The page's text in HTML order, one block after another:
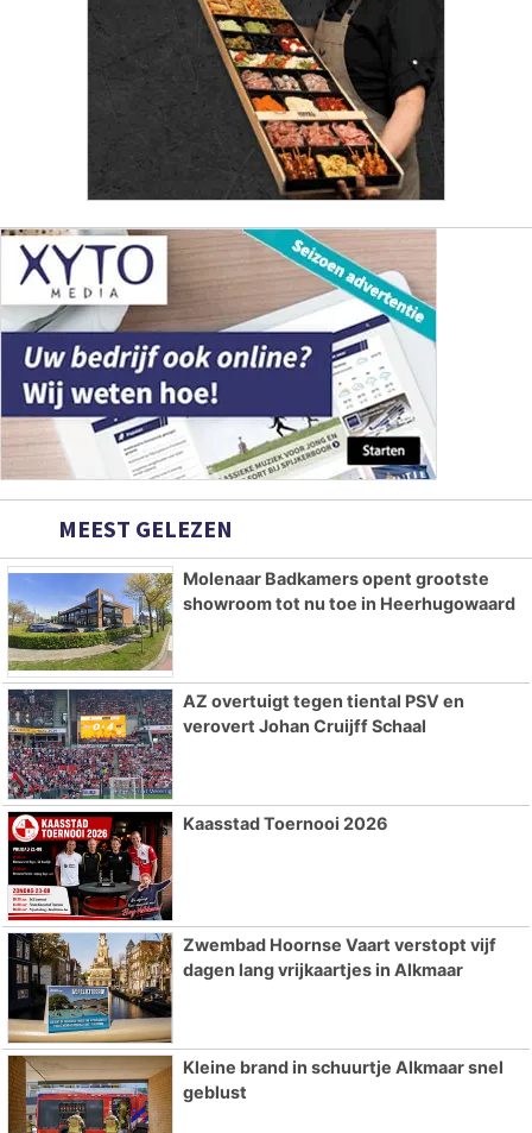
MEEST GELEZEN
Molenaar Badkamers opent grootste
showroom tot nu toe in Heerhugowaard
AZ overtuigt tegen tiental PSV en
verovert Johan Cruijff Schaal
Kaasstad Toernooi 2026
Zwembad Hoornse Vaart verstopt vijf
dagen lang vrijkaartjes in Alkmaar
Kleine brand in schuurtje Alkmaar snel
geblust